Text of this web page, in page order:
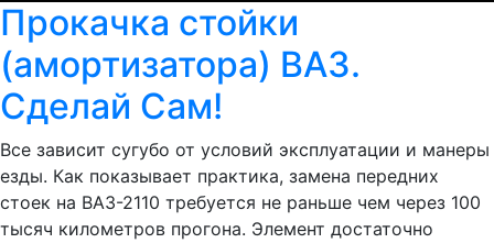
Прокачка стойки
(амортизатора) ВАЗ.
Сделай Сам!
Все зависит сугубо от условий эксплуатации и манеры
езды. Как показывает практика, замена передних
стоек на ВАЗ-2110 требуется не раньше чем через 100
тысяч километров прогона. Элемент достаточно